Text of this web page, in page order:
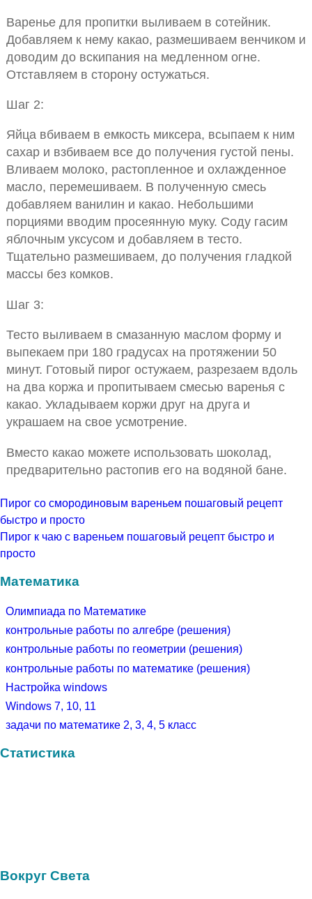
Варенье для пропитки выливаем в сотейник.
Добавляем к нему какао, размешиваем венчиком и
доводим до вскипания на медленном огне.
Отставляем в сторону остужаться.
Шаг 2:
Яйца вбиваем в емкость миксера, всыпаем к ним
сахар и взбиваем все до получения густой пены.
Вливаем молоко, растопленное и охлажденное
масло, перемешиваем. В полученную смесь
добавляем ванилин и какао. Небольшими
порциями вводим просеянную муку. Соду гасим
яблочным уксусом и добавляем в тесто.
Тщательно размешиваем, до получения гладкой
массы без комков.
Шаг 3:
Тесто выливаем в смазанную маслом форму и
выпекаем при 180 градусах на протяжении 50
минут. Готовый пирог остужаем, разрезаем вдоль
на два коржа и пропитываем смесью варенья с
какао. Укладываем коржи друг на друга и
украшаем на свое усмотрение.
Вместо какао можете использовать шоколад,
предварительно растопив его на водяной бане.
Пирог со смородиновым вареньем пошаговый рецепт
быстро и просто
Пирог к чаю с вареньем пошаговый рецепт быстро и
просто
Математика
Олимпиада по Математике
контрольные работы по алгебре (решения)
контрольные работы по геометрии (решения)
контрольные работы по математике (решения)
Настройка windows
Windows 7, 10, 11
задачи по математике 2, 3, 4, 5 класс
Статистика
Вокруг Света